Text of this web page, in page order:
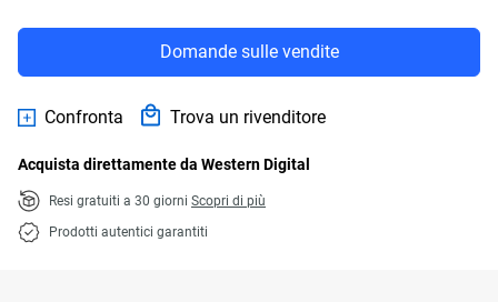
Domande sulle vendite
Confronta Trova un rivenditore
Acquista direttamente da Western Digital
Resi gratuiti a 30 giorni Scopri di più
Prodotti autentici garantiti